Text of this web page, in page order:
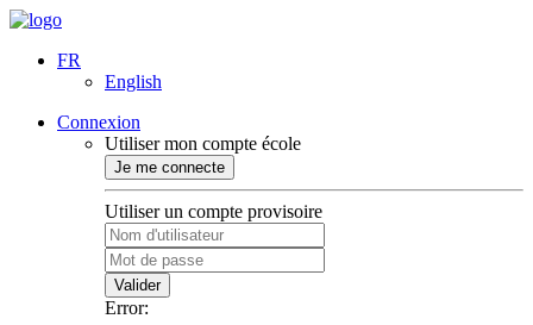
FR
English
Connexion
Utiliser mon compte école
Je me connecte
Utiliser un compte provisoire
Valider
Error: